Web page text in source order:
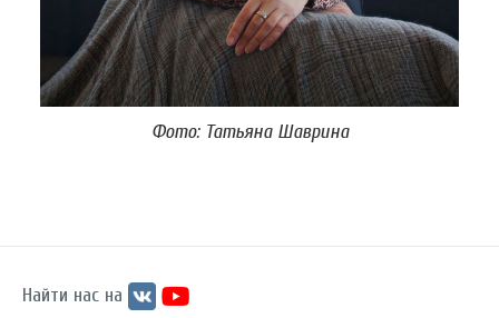
Фото: Татьяна Шаврина
Найти нас на